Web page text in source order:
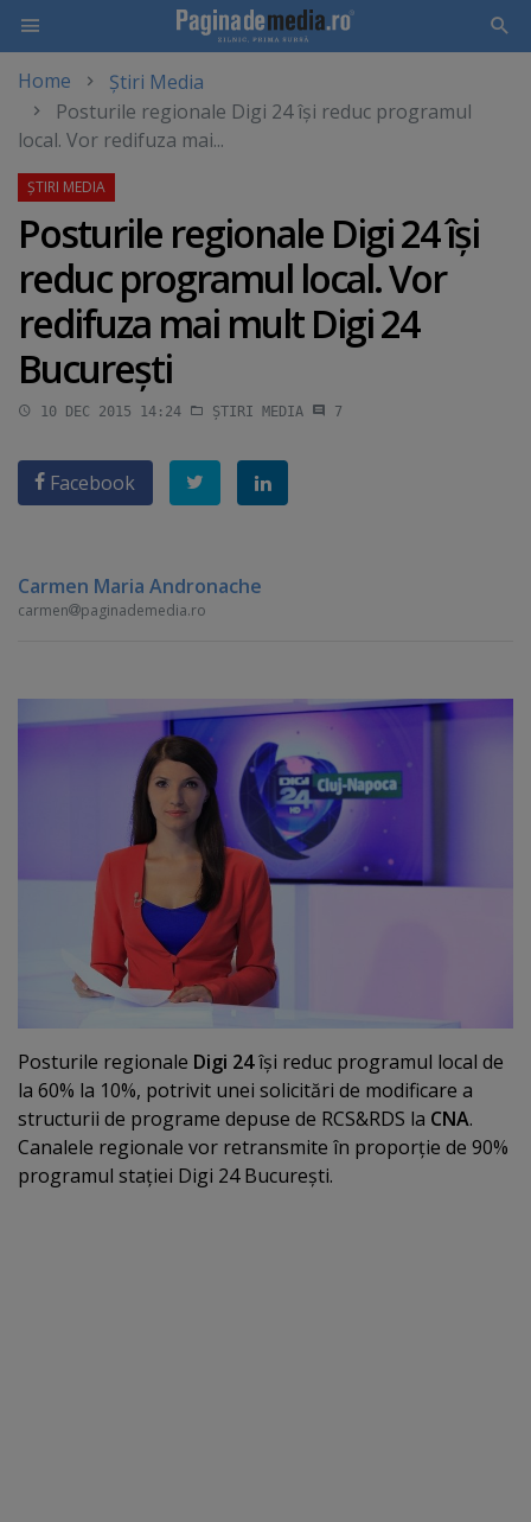
main
content
Home
Știri Media
Posturile regionale Digi 24 îşi reduc programul
local. Vor redifuza mai...
Posturile regionale Digi 24 îşi
reduc programul local. Vor
redifuza mai mult Digi 24
Bucureşti
10 DEC 2015 14:24 ȘTIRI MEDIA 7
Facebook
Carmen Maria Andronache
carmen paginademedia.ro
Posturile regionale Digi 24îşi reduc programul local de
la 60% la 10%, potrivit unei solicitări de modificare a
structurii de programe depuse de RCS&RDS la CNA.
Canalele regionale vor retransmite în proporţie de 90%
programul staţiei Digi 24 Bucureşti.